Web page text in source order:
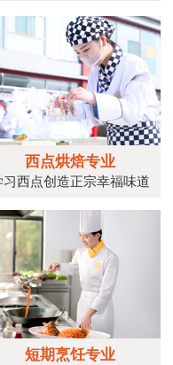
西点烘焙专业
习西点创造正宗幸福味道
短期烹饪专业